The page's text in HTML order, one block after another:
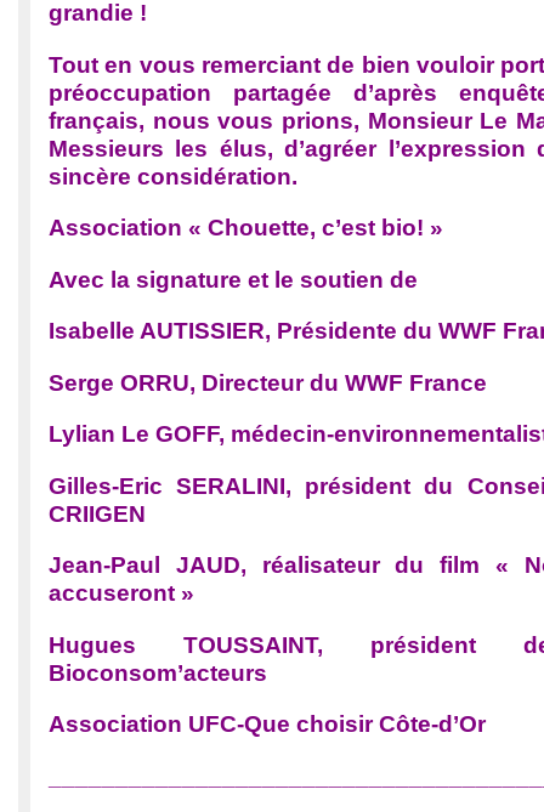
grandie !
Tout en vous remerciant de bien vouloir
préoccupation partagée d’après
français, nous vous prions, Monsieur Le
Messieurs les élus, d’agréer
sincère considération.
Association « Chouette, c’est bio! »
Avec la signature et le soutien de
Isabelle AUTISSIER, Présidente du WWF
Serge ORRU, Directeur du WWF France
Lylian Le GOFF, médecin-
Gilles-Eric SERALINI, président du
CRIIGEN
Jean-Paul JAUD, réalisateur du film «
accuseront »
Hugues TOUSSAINT, président
Bioconsom’acteurs
Association UFC-Que choisir Côte-d’Or